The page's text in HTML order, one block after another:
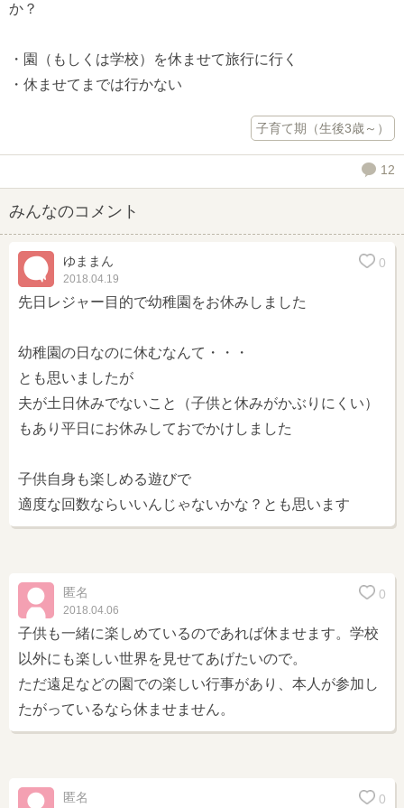
か？
・園（もしくは学校）を休ませて旅行に行く
・休ませてまでは行かない
子育て期（生後3歳～）
12
みんなのコメント
ゆままん
2018.04.19
0
先日レジャー目的で幼稚園をお休みしました
幼稚園の日なのに休むなんて・・・
とも思いましたが
夫が土日休みでないこと（子供と休みがかぶりにくい）
もあり平日にお休みしておでかけしました
子供自身も楽しめる遊びで
適度な回数ならいいんじゃないかな？とも思います
匿名
2018.04.06
0
子供も一緒に楽しめているのであれば休ませます。学校
以外にも楽しい世界を見せてあげたいので。
ただ遠足などの園での楽しい行事があり、本人が参加し
たがっているなら休ませません。
匿名 0